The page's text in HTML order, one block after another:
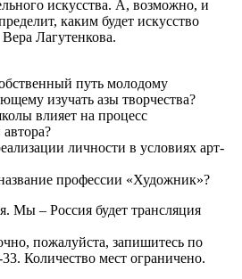
искусства. А, возможно, и
, каким будет искусство
Лагутенкова.
путь молодому
изучать азы творчества?
влияет на процесс
?
личности в условиях арт-
профессии «Художник»?
. Мы – Россия будет трансляция
, пожалуйста, запишитесь по
Количество мест ограничено.